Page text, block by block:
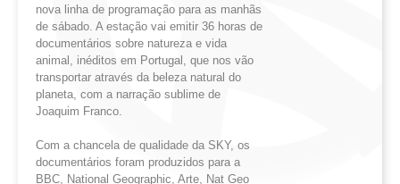
nova linha de programação para as manhãs
de sábado. A estação vai emitir 36 horas de
documentários sobre natureza e vida
animal, inéditos em Portugal, que nos vão
transportar através da beleza natural do
planeta, com a narração sublime de
Joaquim Franco.
Com a chancela de qualidade da SKY, os
documentários foram produzidos para a
BBC, National Geographic, Arte, Nat Geo